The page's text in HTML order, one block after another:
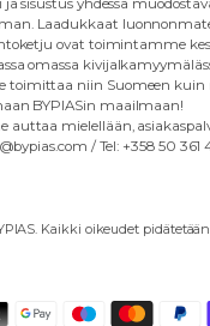
ja sisustus yhdessä
Laadukkaat
ovat toimintamme
omassa
toimittaa niin Suomeen kuin
BYPIASin maailmaan!
auttaa mielellään,
/ Tel: +358 50 361
. Kaikki oikeudet